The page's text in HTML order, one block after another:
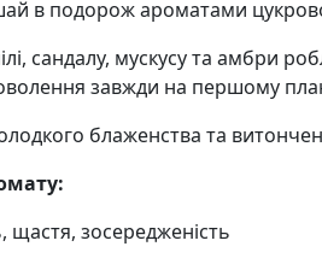
в подорож ароматами
сандалу, мускусу та амбри
завжди на першому
блаженства та
щастя, зосередженість